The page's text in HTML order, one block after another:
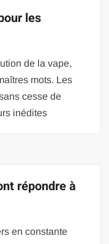
les
de la vape,
mots. Les
cesse de
inédites
répondre à
en constante